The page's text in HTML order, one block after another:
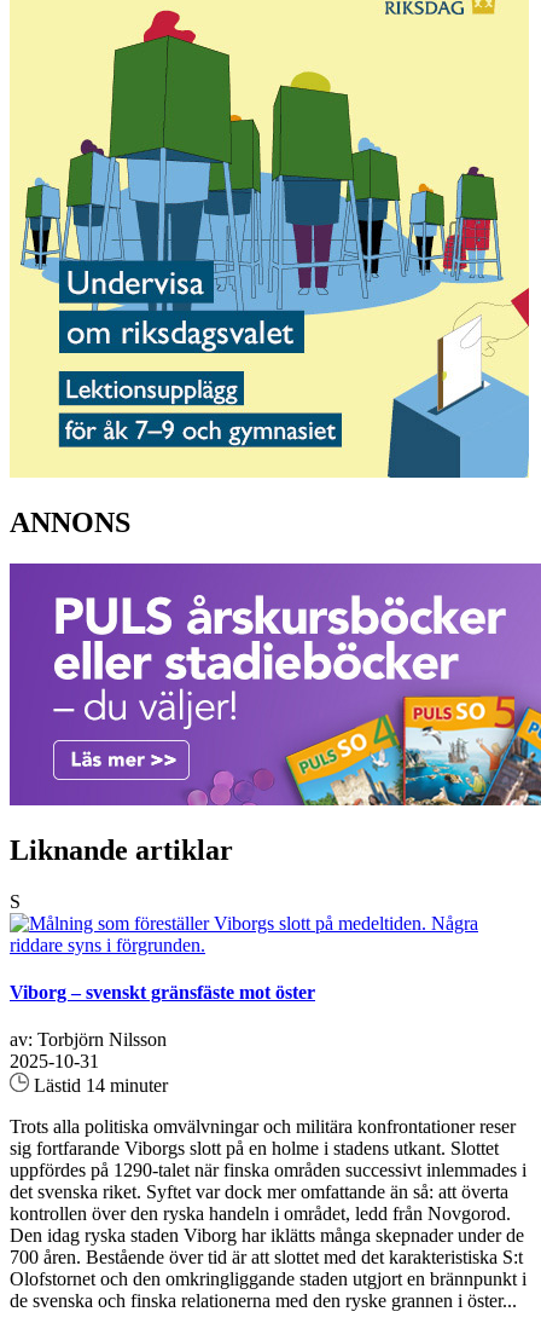
ANNONS
Liknande artiklar
S
Viborg – svenskt gränsfäste mot öster
av: Torbjörn Nilsson
2025-10-31
Lästid 14 minuter
Trots alla politiska omvälvningar och militära konfrontationer reser
sig fortfarande Viborgs slott på en holme i stadens utkant. Slottet
uppfördes på 1290-talet när finska områden successivt inlemmades i
det svenska riket. Syftet var dock mer omfattande än så: att överta
kontrollen över den ryska handeln i området, ledd från Novgorod.
Den idag ryska staden Viborg har iklätts många skepnader under de
700 åren. Bestående över tid är att slottet med det karakteristiska S:t
Olofstornet och den omkringliggande staden utgjort en brännpunkt i
de svenska och finska relationerna med den ryske grannen i öster...